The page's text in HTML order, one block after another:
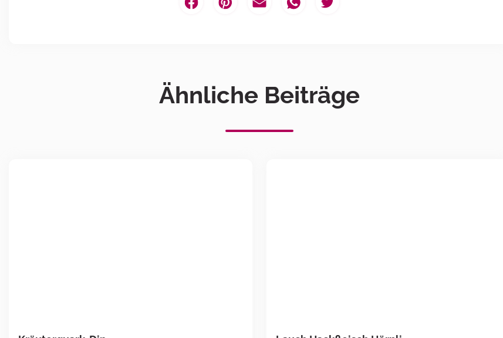
Ähnliche Beiträge